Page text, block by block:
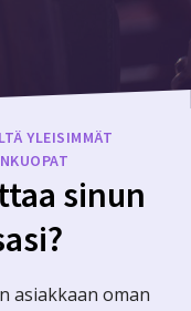
YLEISIMMÄT
sinun
asiakkaan oman